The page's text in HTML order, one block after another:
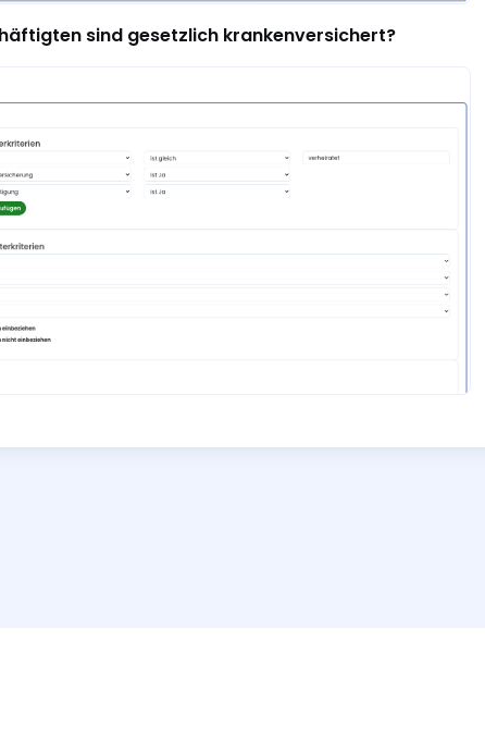
sind gesetzlich krankenversichert?